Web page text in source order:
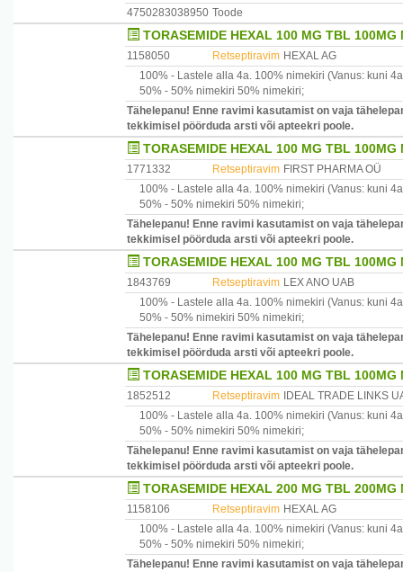
Koostis:lateks 42%,polüester 39%,puuvill 19%
Suurus 3 puusaümbermõõt 100-120 cm
Tootja:Läti
Maaletooja:Paira AS,Pae 8,Tallinn ,tel.6002447,e-post
4750283038950 Toode
TORASEMIDE HEXAL 100 MG TBL 100MG
1158050 Retseptiravim HEXAL AG
100% - Lastele alla 4a. 100% nimekiri (Vanus: kuni
50% - 50% nimekiri 50% nimekiri;
Tähelepanu! Enne ravimi kasutamist on vaja
tekkimisel pöörduda arsti või apteekri poole.
TORASEMIDE HEXAL 100 MG TBL 100MG
1771332 Retseptiravim FIRST PHARMA OÜ
100% - Lastele alla 4a. 100% nimekiri (Vanus: kuni
50% - 50% nimekiri 50% nimekiri;
Tähelepanu! Enne ravimi kasutamist on vaja
tekkimisel pöörduda arsti või apteekri poole.
TORASEMIDE HEXAL 100 MG TBL 100MG
1843769 Retseptiravim LEX ANO UAB
100% - Lastele alla 4a. 100% nimekiri (Vanus: kuni
50% - 50% nimekiri 50% nimekiri;
Tähelepanu! Enne ravimi kasutamist on vaja
tekkimisel pöörduda arsti või apteekri poole.
TORASEMIDE HEXAL 100 MG TBL 100MG
1852512 Retseptiravim
IDEAL TRADE LINKS
100% - Lastele alla 4a. 100% nimekiri (Vanus: kuni
50% - 50% nimekiri 50% nimekiri;
Tähelepanu! Enne ravimi kasutamist on vaja
tekkimisel pöörduda arsti või apteekri poole.
TORASEMIDE HEXAL 200 MG TBL 200MG
1158106 Retseptiravim HEXAL AG
100% - Lastele alla 4a. 100% nimekiri (Vanus: kuni
50% - 50% nimekiri 50% nimekiri;
Tähelepanu! Enne ravimi kasutamist on vaja